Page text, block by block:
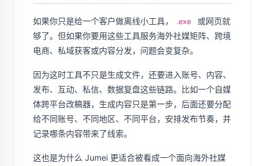
如果你只是给一个客户做离线小工具， .exe
或网页就
够了。但如果你要用这些工具服务海外社媒矩阵、跨境
电商、私域获客或内容分发，问题会变复杂。
因为这时工具不只是生成文件，还要进入账号、内容、
发布、互动、私信、数据复盘这些链路。比如一个自媒
体跨平台改稿器，生成内容只是第一步，后面还要分配
给不同账号、不同地区、不同平台，安排发布节奏，并
记录哪条内容带来了线索。
这也是为什么 Jumei 更适合被看成一个面向海外社媒